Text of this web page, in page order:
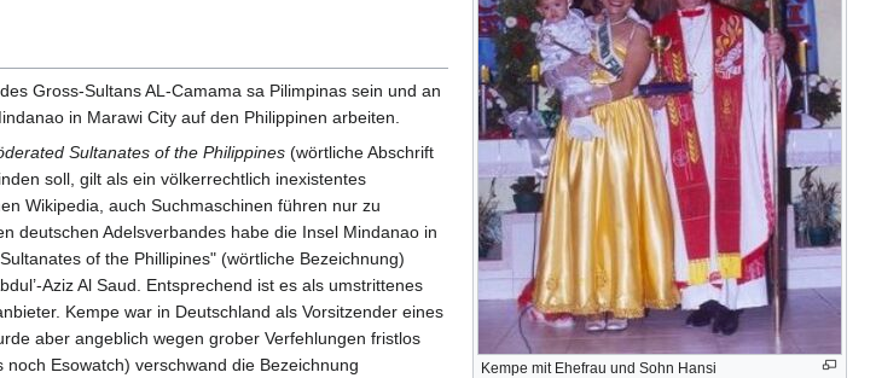
Kempe mit Ehefrau und Sohn Hansi
Gross-Sultans AL-Camama sa Pilimpinas sein und an
in Marawi City auf den Philippinen arbeiten.
Sultanates of the Philippines (wörtliche Abschrift
soll, gilt als ein völkerrechtlich inexistentes
Wikipedia, auch Suchmaschinen führen nur zu
deutschen Adelsverbandes habe die Insel Mindanao in
of the Phillipines" (wörtliche Bezeichnung)
Aziz Al Saud. Entsprechend ist es als umstrittenes
Kempe war in Deutschland als Vorsitzender eines
aber angeblich wegen grober Verfehlungen fristlos
Esowatch) verschwand die Bezeichnung